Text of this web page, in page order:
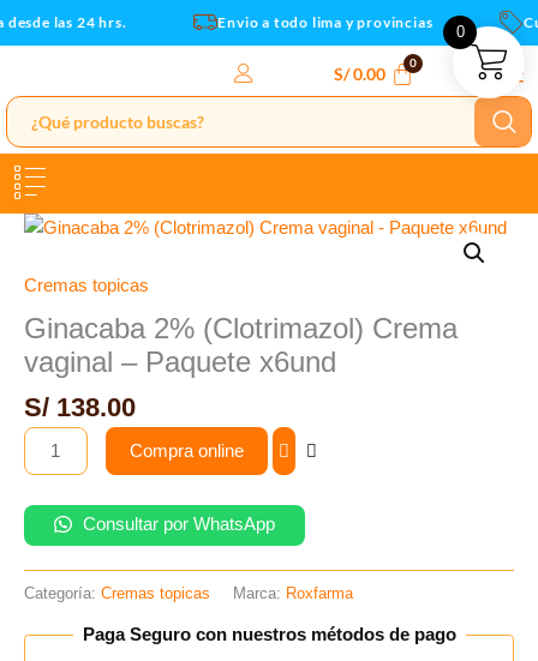
al
las 24 hrs. Envio a todo lima y provincias
S/0.00
Cremas topicas
Ginacaba 2% (Clotrimazol) Crema
vaginal – Paquete x6und
S/ 138.00
Ginacaba
(Clotrimazol)
vaginal
-
Paquete
x6und
cantidad
Compra online
Consultar por WhatsApp
Categoría: Cremas topicas Marca: Roxfarma
Paga Seguro con nuestros métodos de pago
0
Paquete
cantidad